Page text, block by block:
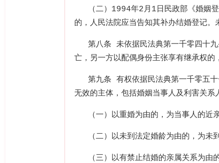
（二） 1994年2月 1 日民政部《婚姻
的，人民法院应当告知其补办结婚登记
第八条 未依据民法典第一千零四十
亡，另一方以配偶身份主张享有继承权
第九条 有权依据民法典第一千零五
无效的主体，包括婚姻当事人及利害关系
（一）以重婚为由的，为当事人的近
（二）以未到法定婚龄为由的，为未
（三）以有禁止结婚的亲属关系为由